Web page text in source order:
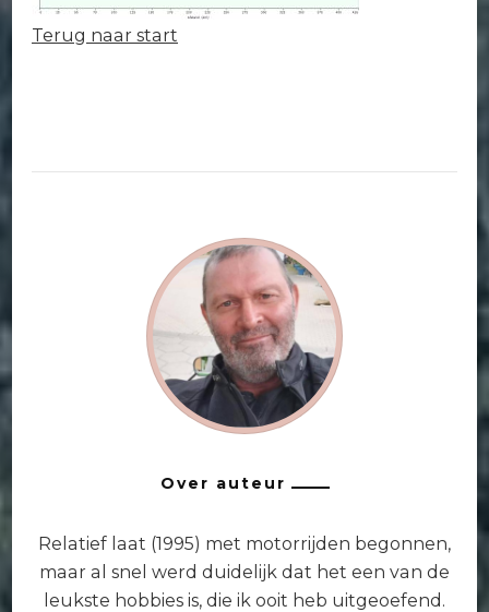
Terug naar start
Over auteur
Relatief laat (1995) met motorrijden begonnen,
maar al snel werd duidelijk dat het een van de
leukste hobbies is, die ik ooit heb uitgeoefend.